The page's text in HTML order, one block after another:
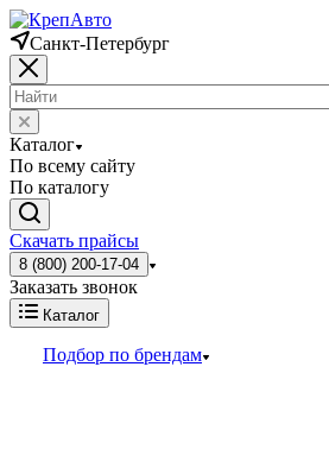
Санкт-Петербург
Каталог
По всему сайту
По каталогу
Скачать прайсы
8 (800) 200-17-04
Заказать звонок
Каталог
Подбор по брендам